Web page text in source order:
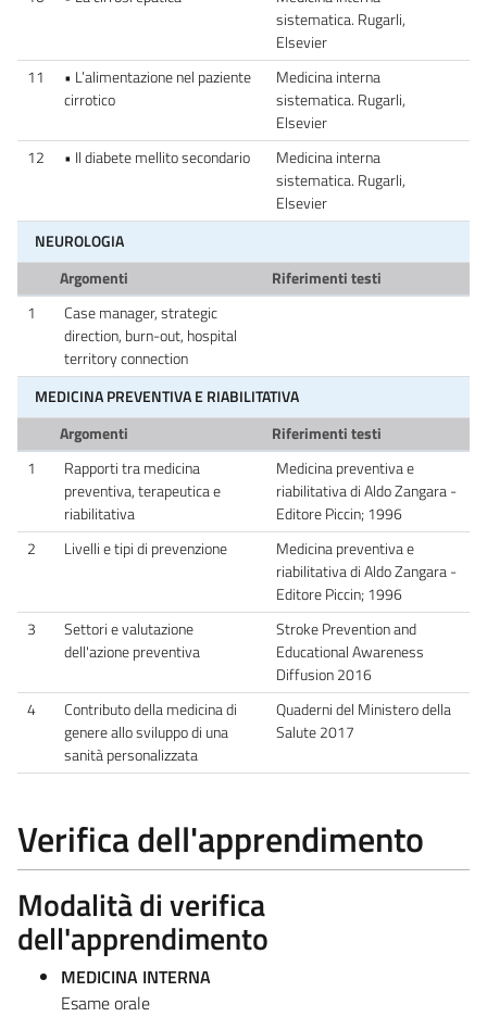
sistematica. Rugarli,
Elsevier
11
• L’alimentazione nel paziente
cirrotico
Medicina interna
sistematica. Rugarli,
Elsevier
12
• Il diabete mellito secondario
Medicina interna
sistematica. Rugarli,
Elsevier
NEUROLOGIA
Argomenti
Riferimenti testi
1
Case manager, strategic
direction, burn-out, hospital
territory connection
MEDICINA PREVENTIVA E RIABILITATIVA
Argomenti
Riferimenti testi
1
Rapporti tra medicina
preventiva, terapeutica e
riabilitativa
Medicina preventiva e
riabilitativa di Aldo Zangara -
Editore Piccin; 1996
2
Livelli e tipi di prevenzione
Medicina preventiva e
riabilitativa di Aldo Zangara -
Editore Piccin; 1996
3
Settori e valutazione
dell'azione preventiva
Stroke Prevention and
Educational Awareness
Diffusion 2016
4
Contributo della medicina di
genere allo sviluppo di una
sanità personalizzata
Quaderni del Ministero della
Salute 2017
Verifica dell'apprendimento
Modalità di verifica
dell'apprendimento
MEDICINA INTERNA
Esame orale